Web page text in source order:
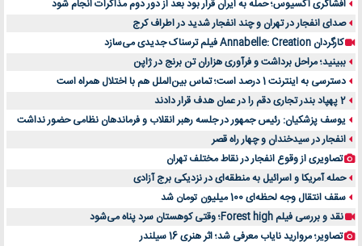
افشاگری آکسیوس؛ حمله به ایران قرار بود بعد از دور دوم مذاکرات انجام شود
صدای انفجار در تهران و چند انفجار شدید در اطراف کرج
کارگردان Annabelle: Creation فیلم ترسناک جدیدی می‌سازد
ببینید؛ مراحل برداشت و فرآوری هزاران تن برنج در ژاپن
دسترسی به اینترنت 1 درصد است؛ تماس بین‌الملل هم با اختلال همراه است
2 پهپاد بندر تجاری دقم را در عمان هدف قرار دادند
یوسف پزشکیان: رئیس جمهور در جلسه رهبر انقلاب و فرماندهان نظامی حضور نداشت
انفجار در سیدخندان و چهار راه قصر
تصاویری از وقوع انفجار در نقاط مختلف تهران
حمله آمریکا و اسرائیل به منطقه‌ای در نزدیکی برج آزادی
سقف انتقال وجه لحظه‌ای 100 میلیون تومان شد
نقد و بررسی فیلم Forest high؛ وقتی کوهستان سرد پناه می‌شود
تصاویر؛ مروارید نایاب معرفی شد؛ اثر هنری 16 سیلندر